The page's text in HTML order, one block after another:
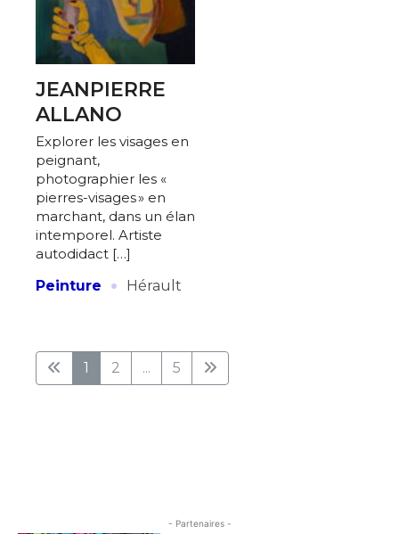
JEANPIERRE
ALLANO
Explorer les visages en
peignant,
photographier les «
pierres-visages » en
marchant, dans un élan
intemporel. Artiste
autodidact […]
Peinture
· Hérault
1 2 ... 5
- Partenaires -